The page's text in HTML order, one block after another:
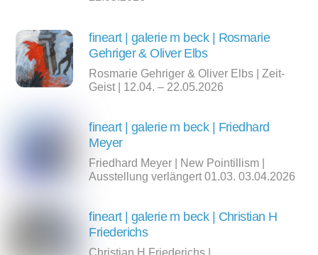
fineart | galerie m beck | Rosmarie
Gehriger & Oliver Elbs
Rosmarie Gehriger & Oliver Elbs | Zeit-
Geist | 12.04. – 22.05.2026
fineart | galerie m beck | Friedhard
Meyer
Friedhard Meyer | New Pointillism |
Ausstellung verlängert 01.03. 03.04.2026
fineart | galerie m beck | Christian H
Friederichs
Christian H Friederichs |